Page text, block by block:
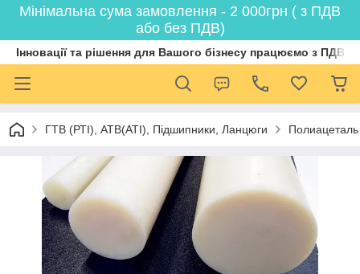
Мінімальна сума замовлення - 2 000грн ( з ПДВ
або без ПДВ)
Інновації та рішення для Вашого бізнесу працюємо з ПДВ
ГТВ (РТI), АТВ(АТI), Пiдшипники, Ланцюги Полиацеталь